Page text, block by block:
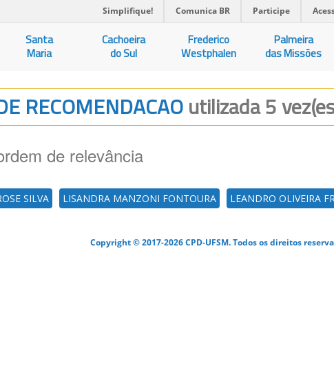
Simplifique! Comunica BR Participe
Santa
Maria
Cachoeira
do Sul
Frederico
Westphalen
Palmeira
das Missões
RECOMENDACAOutilizada 5
de relevância
SILVA LISANDRA MANZONI FONTOURA LEANDRO OLIVEIRA
Copyright © 2017-2026 CPD-UFSM. Todos os direitos